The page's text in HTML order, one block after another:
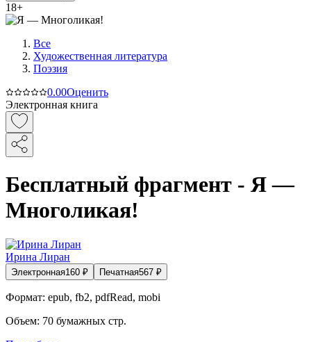
18+
Все
Художественная литература
Поэзия
0.00Оценить
Электронная книга
Бесплатный фрагмент - Я —
Многоликая!
Ирина Лиран
Электронная160 ₽ Печатная567 ₽
Формат: epub, fb2, pdfRead, mobi
Объем: 70 бумажных стр.